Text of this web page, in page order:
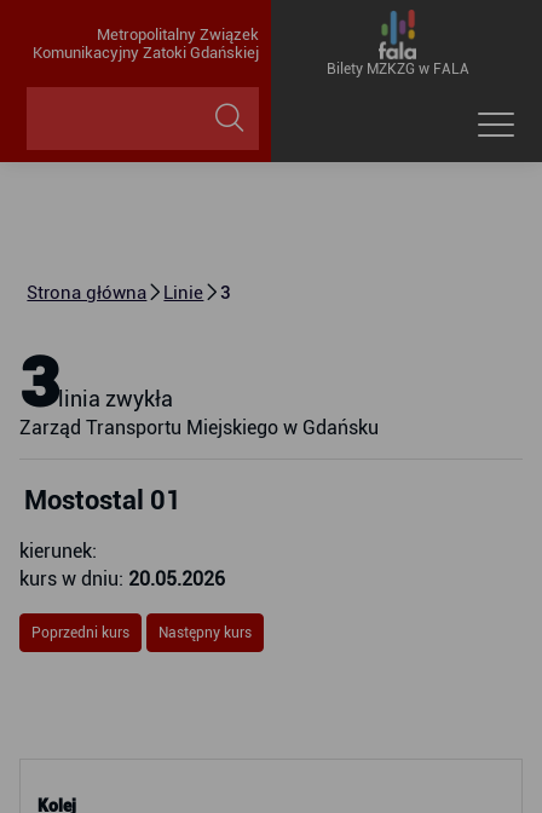
Metropolitalny Związek
Komunikacyjny Zatoki Gdańskiej
Bilety MZKZG w FALA
Strona główna Linie 3
Kolej
3linia zwykła
Zarząd Transportu Miejskiego w Gdańsku
Mostostal 01
kierunek:
kurs w dniu: 20.05.2026
Poprzedni kurs Następny kurs